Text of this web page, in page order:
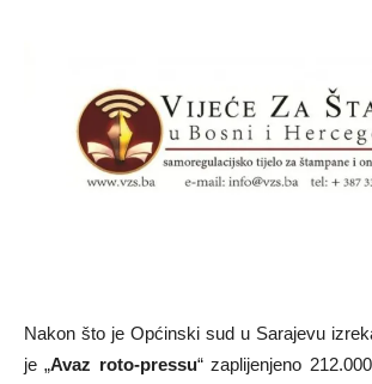
Nakon što je Općinski sud u Sarajevu
je „Avaz roto-pressu“ zaplijenjeno